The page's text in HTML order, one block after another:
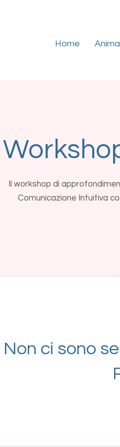
Home
Il workshop di
Comunicazione Intuitiva
Non ci sono